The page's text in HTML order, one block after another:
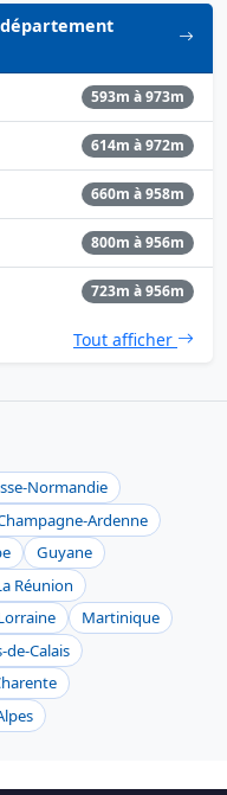
département
593m à 973m
614m à 972m
660m à 958m
800m à 956m
723m à 956m
Tout afficher
Normandie
Ardenne
Guyane
Réunion
Martinique
de-Calais